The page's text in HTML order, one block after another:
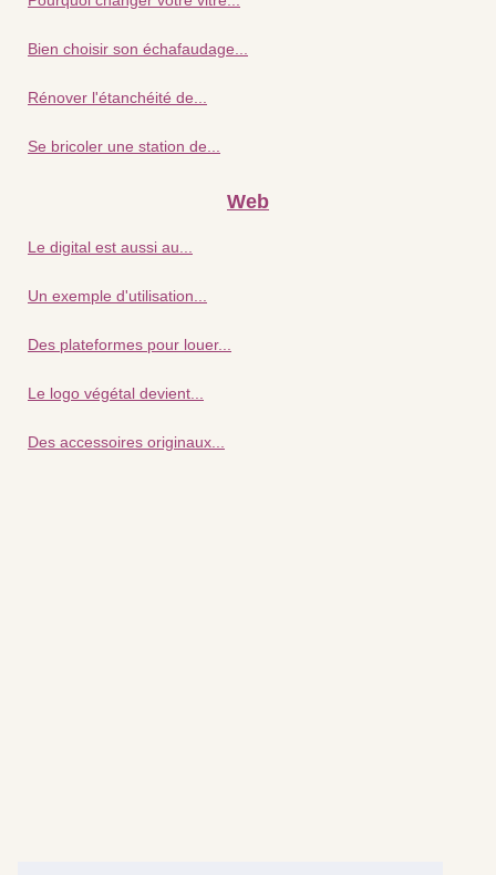
Bien choisir son échafaudage...
Rénover l'étanchéité de...
Se bricoler une station de...
Web
Le digital est aussi au...
Un exemple d'utilisation...
Des plateformes pour louer...
Le logo végétal devient...
Des accessoires originaux...